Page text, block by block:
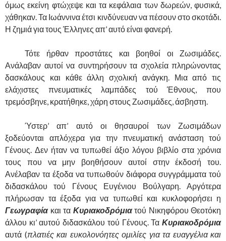
όμως εκείνη φτώχεψε και τα κεφάλαια των δωρεών, φυσικά,
χάθηκαν. Τα Ιωάννινα έτσι κινδύνευαν να πέσουν στο σκοτάδι.
Η ζημιά για τους Έλληνες απ’ αυτό είναι φανερή.
Τότε ήρθαν προστάτες και βοηθοί οι Ζωσιμάδες.
Ανάλαβαν αυτοί να συντηρήσουν τα σχολεία πληρώνοντας
δασκάλους και κάθε άλλη σχολική ανάγκη. Μια από τις
ελάχιστες πνευματικές λαμπάδες τού Έθνους, που
τρεμόσβηνε, κρατήθηκε, χάρη στους Ζωσιμάδες, άσβηστη.
Ύστερ’ απ’ αυτό οι θησαυροί των Ζωσιμάδων
ξοδεύονται απλόχερα για την πνευματική ανάσταση τού
Γένους. Δεν ήταν να τυπωθεί άξιο λόγου βιβλίο στα χρόνια
τους που να μην βοηθήσουν αυτοί στην έκδοσή του.
Ανέλαβαν τα έξοδα να τυπωθούν διάφορα συγγράμματα τού
διδασκάλου τού Γένους Ευγένιου Βούλγαρη. Αργότερα
πλήρωσαν τα έξοδα για να τυπωθεί και κυκλοφορήσει η
Γεωγραφίακαι τα Κυριακοδρόμιατού Νικηφόρου Θεοτόκη
άλλου κι’ αυτού διδασκάλου τού Γένους. Τα Κυριακοδρόμια
αυτά (πλατιές και ευκολονόητες ομιλίες για τα ευαγγέλια και